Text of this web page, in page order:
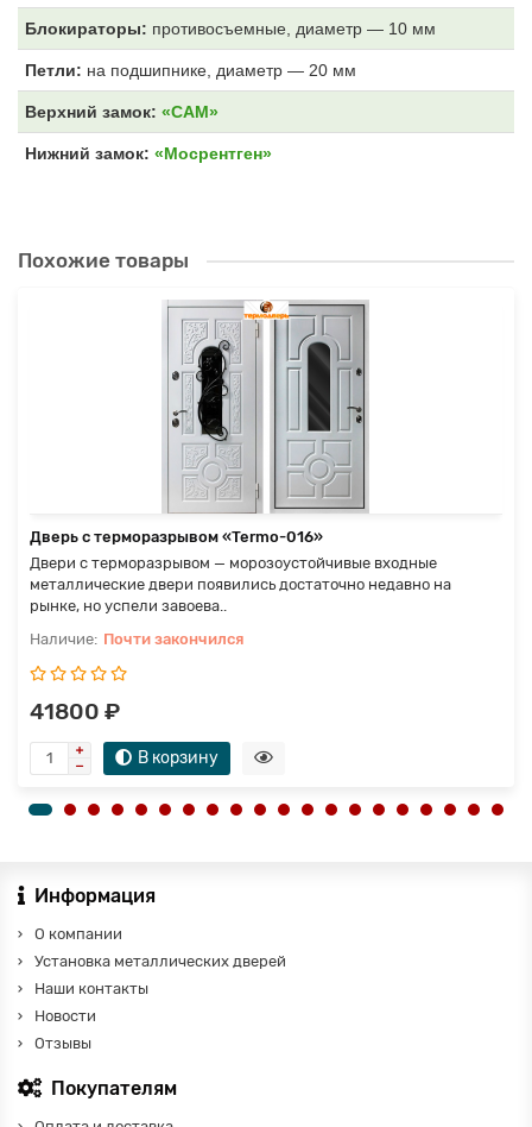
Блокираторы: противосъемные, диаметр — 10 мм
Петли: на подшипнике, диаметр — 20 мм
Верхний замок: «САМ»
Нижний замок: «Мосрентген»
Похожие товары
Дверь с терморазрывом «Termo-016»
Двери с терморазрывом — морозоустойчивые входные
металлические двери появились достаточно недавно на
рынке, но успели завоева..
Почти закончился
41800 ₽
В корзину
Информация
О компании
Установка металлических дверей
Наши контакты
Новости
Отзывы
Покупателям